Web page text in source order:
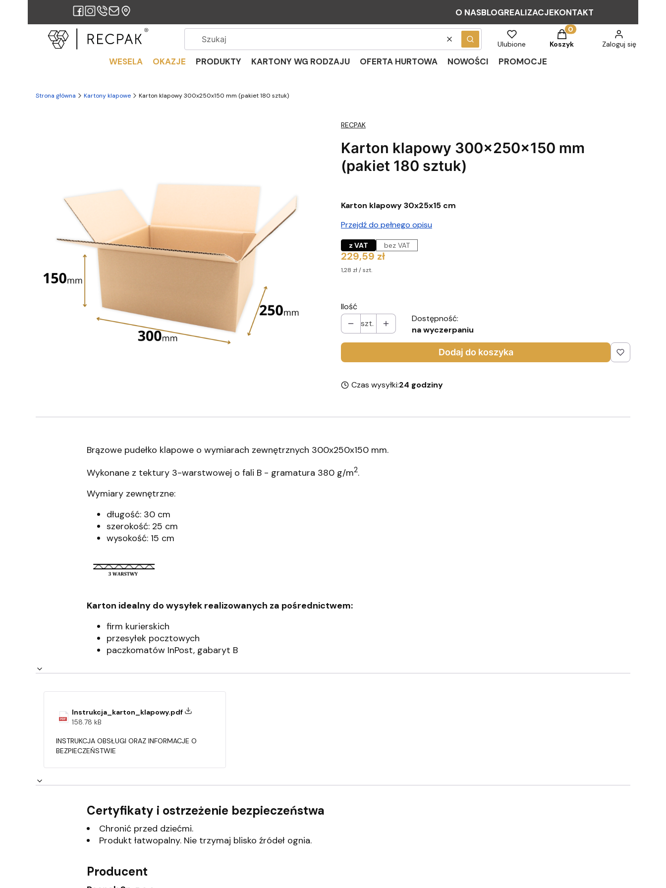
O NASBLOGREALIZACJEKONTAKT
WyczyśćSzukaj Ulubione
Produkty w koszyku: 0.
Koszyk Zaloguj się
WESELA OKAZJE PRODUKTY KARTONY WG RODZAJU OFERTA HURTOWA NOWOŚCI PROMOCJE
Strona główna Kartony klapowe Karton klapowy 300x250x150 mm (pakiet 180 sztuk)
RECPAK
Karton klapowy 300x250x150 mm
(pakiet 180 sztuk)
Karton klapowy 30x25x15 cm
Przejdź do pełnego opisu
z VAT bez VAT
Cena
229,59 zł
1,28 zł / szt.
Ilość
szt.
Dostępność:
na wyczerpaniu
Dodaj do koszyka
Czas wysyłki:24 godziny
Brązowe pudełko klapowe o wymiarach zewnętrznych 300x250x150 mm.
Wykonane z tektury 3-warstwowej o fali B - gramatura 380 g/m2.
Wymiary zewnętrzne:
długość: 30 cm
szerokość: 25 cm
wysokość: 15 cm
Karton idealny do wysyłek realizowanych za pośrednictwem:
firm kurierskich
przesyłek pocztowych
paczkomatów InPost, gabaryt B
Instrukcja_karton_klapowy.pdf
158.78 kB
INSTRUKCJA OBSŁUGI ORAZ INFORMACJE O
BEZPIECZEŃSTWIE
Certyfikaty i ostrzeżenie bezpieczeństwa
Chronić przed dziećmi.
Produkt łatwopalny. Nie trzymaj blisko źródeł ognia.
Producent